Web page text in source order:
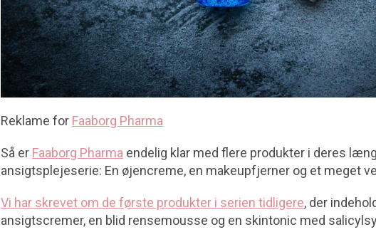
Reklame for Faaborg Pharma
Så er Faaborg Pharma endelig klar med flere produkter i deres
ansigtsplejeserie: En øjencreme, en makeupfjerner og et meget
Vi har skrevet om de første produkter i serien tidligere, der
ansigtscremer, en blid rensemousse og en skintonic med